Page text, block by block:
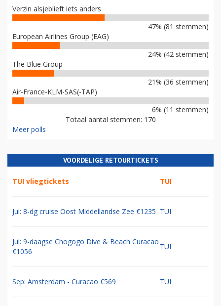
Verzin alsjeblieft iets anders
47% (81 stemmen)
European Airlines Group (EAG)
24% (42 stemmen)
The Blue Group
21% (36 stemmen)
Air-France-KLM-SAS(-TAP)
6% (11 stemmen)
Totaal aantal stemmen: 170
Meer polls
VOORDELIGE RETOURTICKETS
TUI vliegtickets TUI
Jul: 8-dg cruise Oost Middellandse Zee €1235 TUI
Jul: 9-daagse Chogogo Dive & Beach Curacao
€1056
TUI
Sep: Amsterdam - Curacao €569 TUI